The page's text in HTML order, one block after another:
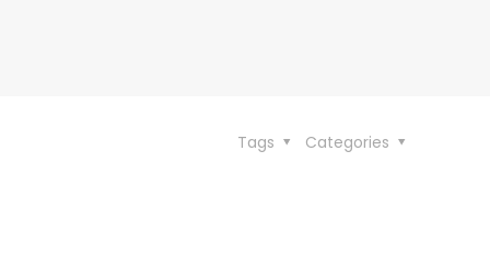
Categories
Tags